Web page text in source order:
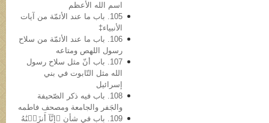
اسم الله الأعظم
105. باب ما عند الأئمّة من آیات
الأنبیاء‡
106. باب ما عند الأئمّة من سلاح
رسول اللهص ومتاعه
107. باب أنّ مثل سلاح رسول
الله مثل التّابوت في بني
إسرائیل
108. باب فیه ذکر الصّحیفة
والجَفر والجامعة ومصحف فاطمه
109. باب في شأن ﴿إِنَّآ أَنزَلۡنَٰهُ